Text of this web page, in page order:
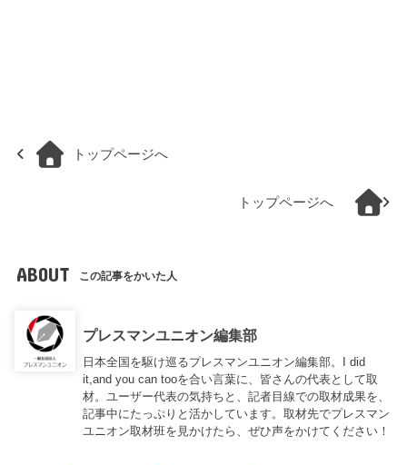
トップページへ
トップページへ
ABOUT この記事をかいた人
プレスマンユニオン編集部
日本全国を駆け巡るプレスマンユニオン編集部。I did
it,and you can tooを合い言葉に、皆さんの代表として取
材。ユーザー代表の気持ちと、記者目線での取材成果を、
記事中にたっぷりと活かしています。取材先でプレスマン
ユニオン取材班を見かけたら、ぜひ声をかけてください！